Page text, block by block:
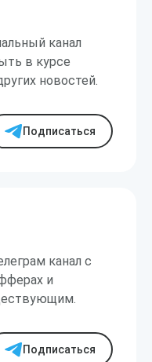
канал
в курсе
новостей.
Подписаться
канал с
и
Подписаться